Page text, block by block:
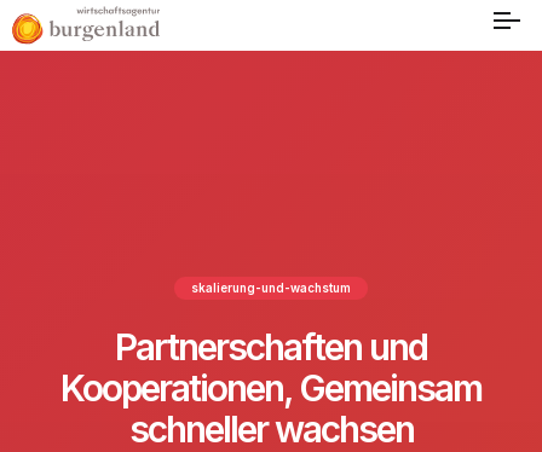
skalierung-und-wachstum
Partnerschaften und
Kooperationen, Gemeinsam
schneller wachsen